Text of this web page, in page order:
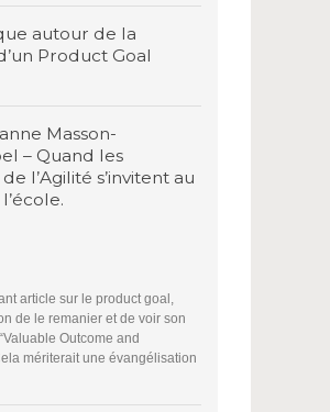
autour de la
Product Goal
Masson-
– Quand les
l’Agilité s’invitent au
article sur le product goal,
de le remanier et de voir son
Outcome and
mériterait une évangélisation